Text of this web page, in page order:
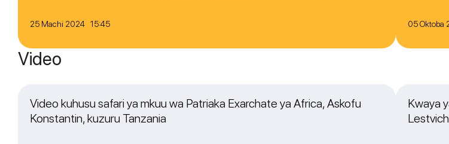
25 Machi 2024 15:45 05
Video
Video kuhusu safari ya mkuu wa Patriaka Exarchate ya Africa, Askofu
Konstantin, kuzuru Tanzania
Kwaya